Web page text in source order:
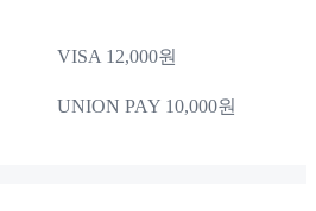
VISA 12,000원
UNION PAY 10,000원